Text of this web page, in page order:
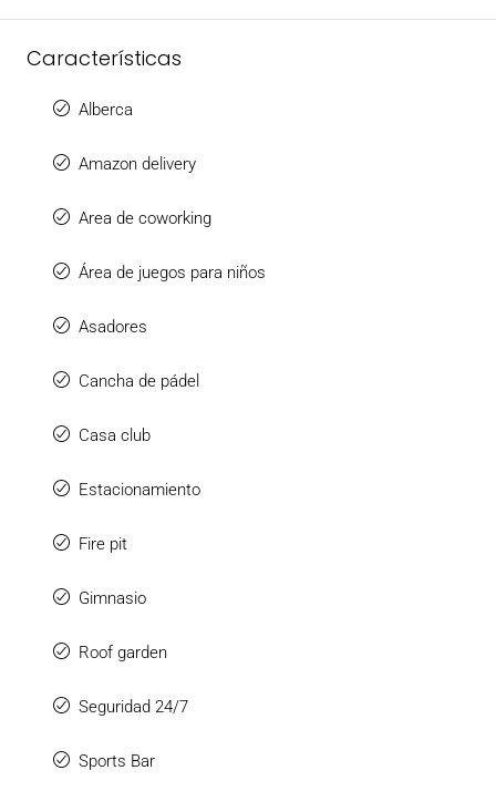
Características
Alberca
Amazon delivery
Area de coworking
Área de juegos para niños
Asadores
Cancha de pádel
Casa club
Estacionamiento
Fire pit
Gimnasio
Roof garden
Seguridad 24/7
Sports Bar